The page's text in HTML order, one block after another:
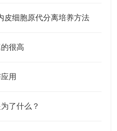
皮细胞原代分离培养方法
很高
用
了什么？